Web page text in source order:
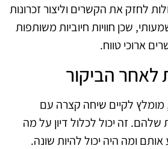
לחזק את הקשרים וליצור זכרונות
שכן חוויות חיוביות משותפות
ארוכי טווח.
לאחר הביקור
מומלץ לקיים שיחה קצרה עם
זה יכול לכלול דיון על מה
ומה היה יכול להיות שונה.